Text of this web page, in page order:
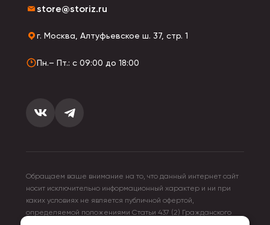
store@storiz.ru
г. Москва, Алтуфьевское ш. 37, стр. 1
Пн.– Пт.: с 09:00 до 18:00
Обращаем ваше внимание на то, что данный интернет сайт
носит исключительно информационный характер и ни при
каких условиях не является публичной офертой,
определяемой положениями Статьи 437 (2) Гражданского